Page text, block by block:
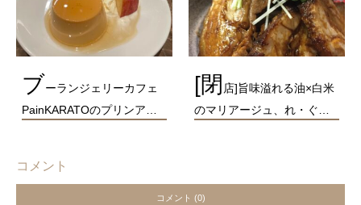
ブ ーランジェリーカフェ
PainKARATOのプリンア…
[閉 店]旨味溢れる油×白米
のマリアージュ、れ・ぐ…
コメント
コメント (0)